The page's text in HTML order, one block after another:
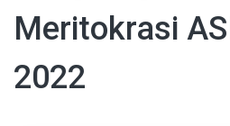
Meritokrasi
2022